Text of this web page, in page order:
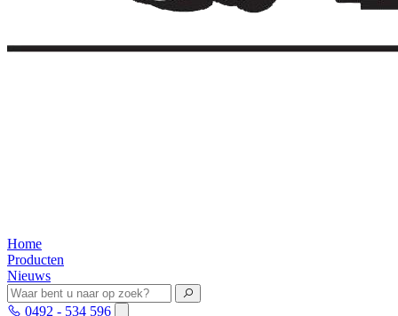
Home
Producten
Nieuws
0492 - 534 596